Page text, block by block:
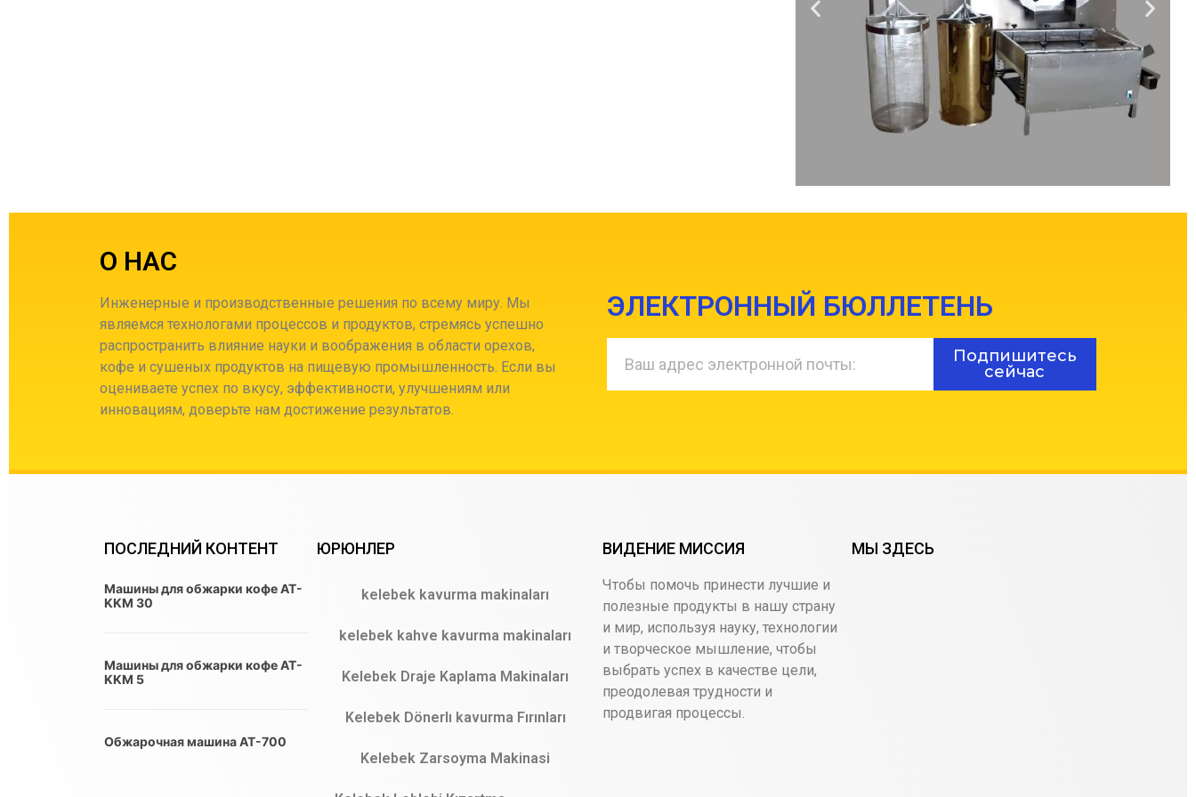
О НАС
Инженерные и производственные решения по всему миру. Мы
являемся технологами процессов и продуктов, стремясь успешно
распространить влияние науки и воображения в области орехов,
кофе и сушеных продуктов на пищевую промышленность. Если вы
оцениваете успех по вкусу, эффективности, улучшениям или
инновациям, доверьте нам достижение результатов.
ЭЛЕКТРОННЫЙ БЮЛЛЕТЕНЬ
Подпишитесь
сейчас
ПОСЛЕДНИЙ КОНТЕНТ
Машины для обжарки кофе AT-
KKM 30
Машины для обжарки кофе AT-
KKM 5
Обжарочная машина AT-700
ЮРЮНЛЕР
kelebek kavurma makinaları
kelebek kahve kavurma makinaları
Kelebek Draje Kaplama Makinaları
Kelebek Dönerlı kavurma Fırınları
Kelebek Zarsoyma Makinasi
ВИДЕНИЕ МИССИЯ
Чтобы помочь принести лучшие и
полезные продукты в нашу страну
и мир, используя науку, технологии
и творческое мышление, чтобы
выбрать успех в качестве цели,
преодолевая трудности и
продвигая процессы.
МЫ ЗДЕСЬ